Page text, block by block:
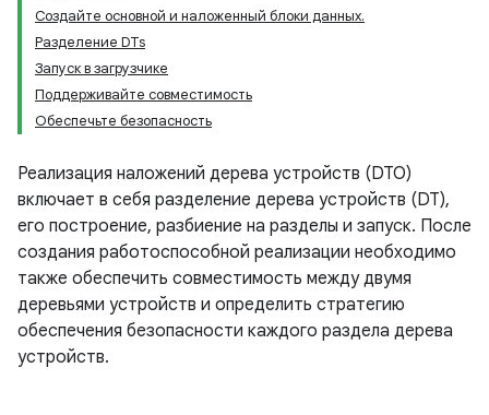
Создайте основной и наложенный блоки данных.
Разделение DTs
Запуск в загрузчике
Поддерживайте совместимость
Обеспечьте безопасность
Реализация наложений дерева устройств (DTO)
включает в себя разделение дерева устройств (DT),
его построение, разбиение на разделы и запуск. После
создания работоспособной реализации необходимо
также обеспечить совместимость между двумя
деревьями устройств и определить стратегию
обеспечения безопасности каждого раздела дерева
устройств.